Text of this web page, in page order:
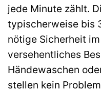
jede Minute zählt.
typischerweise bis
nötige Sicherheit
versehentliches
Händewaschen
stellen kein